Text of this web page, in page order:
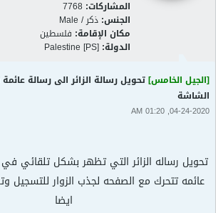
المشاركات: 7768
الجنس: ذكر / Male
مكان الإقامة: فلسطين
الدولة: Palestine [PS]
[الجيل الخامس]تحويل رسالة الزائر الى رسالة
الشاشة
04-24-2020, 01:20 AM
تحويل رساله الزائر التي تظهر بشكل تلقائي
عائمه تتحرك مع الصفحه لجذب الزوار للتسجيل
ايضا